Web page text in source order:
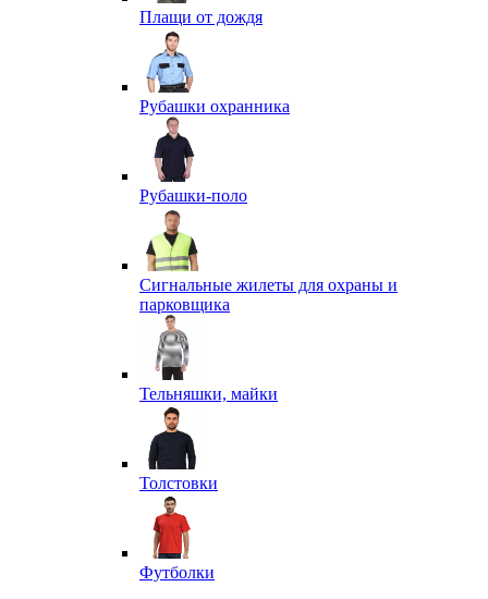
Плащи от дождя
Рубашки охранника
Рубашки-поло
Сигнальные жилеты для охраны и
парковщика
Тельняшки, майки
Толстовки
Футболки